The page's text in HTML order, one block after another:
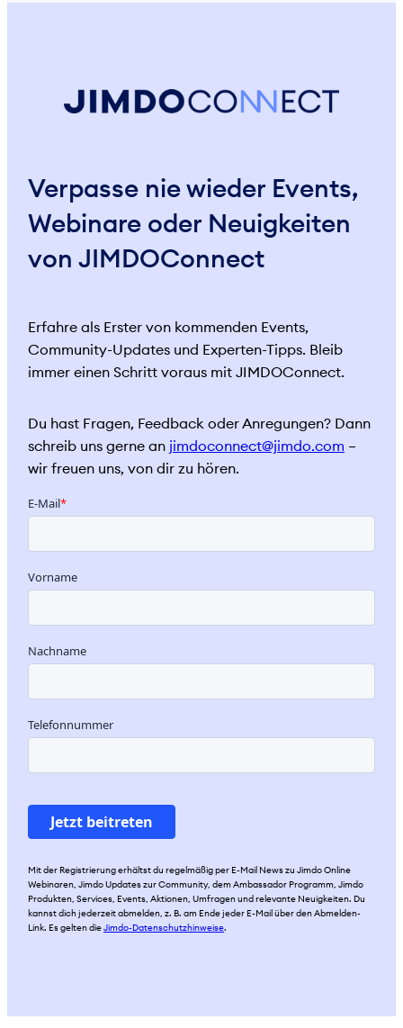
Verpasse nie wieder Events,
Webinare oder Neuigkeiten
von JIMDOConnect
Erfahre als Erster von kommenden Events,
Community-Updates und Experten-Tipps. Bleib
immer einen Schritt voraus mit JIMDOConnect.
Du hast Fragen, Feedback oder Anregungen? Dann
schreib uns gerne an jimdoconnect@jimdo.com –
wir freuen uns, von dir zu hören.
Mit der Registrierung erhältst du regelmäßig per E-Mail News zu Jimdo Online
Webinaren, Jimdo Updates zur Community, dem Ambassador Programm, Jimdo
Produkten, Services, Events, Aktionen, Umfragen und relevante Neuigkeiten. Du
kannst dich jederzeit abmelden, z. B. am Ende jeder E-Mail über den Abmelden-
Link. Es gelten dieJimdo-Datenschutzhinweise.